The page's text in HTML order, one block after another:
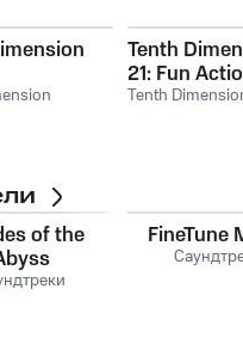
Tenth
21: Fun
Tenth
of the
FineTune